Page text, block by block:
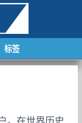
标签
。在世界历史